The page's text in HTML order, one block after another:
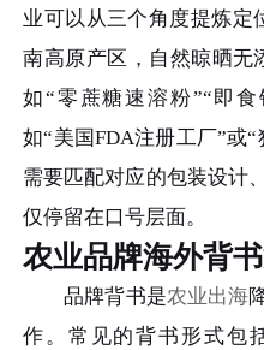
业可以从三个角度提炼定
南高原产区，自然晾晒无
如“零蔗糖速溶粉”“即
如“美国FDA注册工厂”或
需要匹配对应的包装设计
仅停留在口号层面。
农业品牌海外背
品牌背书是农业出海
作。常见的背书形式包